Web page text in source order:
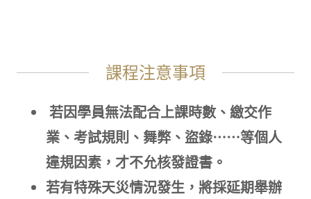
課程注意事項
若因學員無法配合上課時數、繳交作
業、考試規則、舞弊、盜錄⋯⋯等個人
違規因素，才不允核發證書。
若有特殊天災情況發生，將採延期舉辦